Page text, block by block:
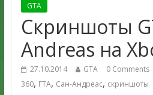
GTA
Скриншоты
Andreas на
27.10.2014 GTA 0 Comments
360, ГТА, Сан-Андреас, скриншоты